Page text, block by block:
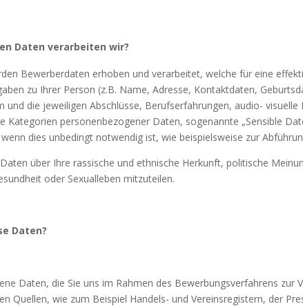
Datenver­arbeiten wir?
Bewerber­daten erhoben und verarbeitet, welche für eine
zu Ihrer Person (z.B. Name, Adresse, Kontaktdaten,
und die jeweiligen Abschlüsse, Berufserfahrungen, audio-
Kategorien personenbezogener Daten, sogenannte „Sensible
dies unbedingt notwendig ist, wie beispielsweise zur
über Ihre rassische und ethnische Herkunft, politische
oder Sexualleben mitzuteilen.
Daten?
Daten, die Sie uns im Rahmen des Bewerbungsverfahrens
Quellen, wie zum Beispiel Handels- und Vereinsregistern, der